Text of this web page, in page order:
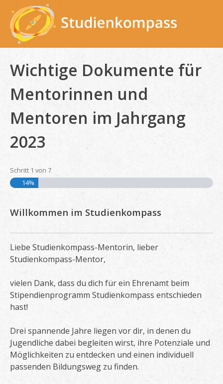
content
Wichtige Dokumente für
Mentorinnen und
Mentoren im Jahrgang
2023
Schritt 1 von 7
14%
Willkommen im Studienkompass
Liebe Studienkompass-Mentorin, lieber
Studienkompass-Mentor,
vielen Dank, dass du dich für ein Ehrenamt beim
Stipendienprogramm Studienkompass entschieden
hast!
Drei spannende Jahre liegen vor dir, in denen du
Jugendliche dabei begleiten wirst, ihre Potenziale und
Möglichkeiten zu entdecken und einen individuell
passenden Bildungsweg zu finden.